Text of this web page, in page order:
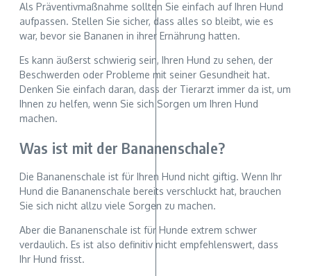
Als Präventivmaßnahme sollten Sie einfach auf Ihren Hund
aufpassen. Stellen Sie sicher, dass alles so bleibt, wie es
war, bevor sie Bananen in ihrer Ernährung hatten.
Es kann äußerst schwierig sein, Ihren Hund zu sehen, der
Beschwerden oder Probleme mit seiner Gesundheit hat.
Denken Sie einfach daran, dass der Tierarzt immer da ist, um
Ihnen zu helfen, wenn Sie sich Sorgen um Ihren Hund
machen.
Was ist mit der Bananenschale?
Die Bananenschale ist für Ihren Hund nicht giftig. Wenn Ihr
Hund die Bananenschale bereits verschluckt hat, brauchen
Sie sich nicht allzu viele Sorgen zu machen.
Aber die Bananenschale ist für Hunde extrem schwer
verdaulich. Es ist also definitiv nicht empfehlenswert, dass
Ihr Hund frisst.